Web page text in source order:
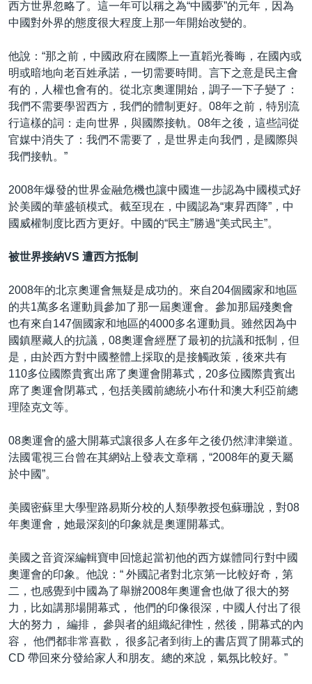
西方世界忽略了。這一年可以稱之為“中國夢”的元年，因為
中國對外界的態度很大程度上那一年開始改變的。
他說：“那之前，中國政府在國際上一直韜光養晦，在國內或
明或暗地向老百姓承諾，一切需要時間。言下之意是民主會
有的，人權也會有的。從北京奧運開始，調子一下子變了：
我們不需要學習西方，我們的體制更好。08年之前，特別流
行這樣的詞：走向世界，與國際接軌。08年之後，這些詞從
官媒中消失了：我們不需要了，是世界走向我們，是國際與
我們接軌。”
2008年爆發的世界金融危機也讓中國進一步認為中國模式好
於美國的華盛頓模式。截至現在，中國認為“東昇西降”，中
國威權制度比西方更好。中國的“民主”勝過“美式民主”。
被世界接納VS 遭西方抵制
2008年的北京奧運會無疑是成功的。來自204個國家和地區
的共1萬多名運動員參加了那一屆奧運會。參加那屆殘奧會
也有來自147個國家和地區的4000多名運動員。雖然因為中
國鎮壓藏人的抗議，08奧運會經歷了最初的抗議和抵制，但
是，由於西方對中國整體上採取的是接觸政策，後來共有
110多位國際貴賓出席了奧運會開幕式，20多位國際貴賓出
席了奧運會閉幕式，包括美國前總統小布什和澳大利亞前總
理陸克文等。
08奧運會的盛大開幕式讓很多人在多年之後仍然津津樂道。
法國電視三台曾在其網站上發表文章稱，“2008年的夏天屬
於中國”。
美國密蘇里大學聖路易斯分校的人類學教授包蘇珊說，對08
年奧運會，她最深刻的印象就是奧運開幕式。
美國之音資深編輯寶申回憶起當初他的西方媒體同行對中國
奧運會的印象。他說：“ 外國記者對北京第一比較好奇，第
二，也感覺到中國為了舉辦2008年奧運會也做了很大的努
力，比如講那場開幕式， 他們的印像很深，中國人付出了很
大的努力， 編排， 參與者的組織紀律性，然後，開幕式的內
容， 他們都非常喜歡， 很多記者到街上的書店買了開幕式的
CD 帶回來分發給家人和朋友。總的來說，氣氛比較好。”